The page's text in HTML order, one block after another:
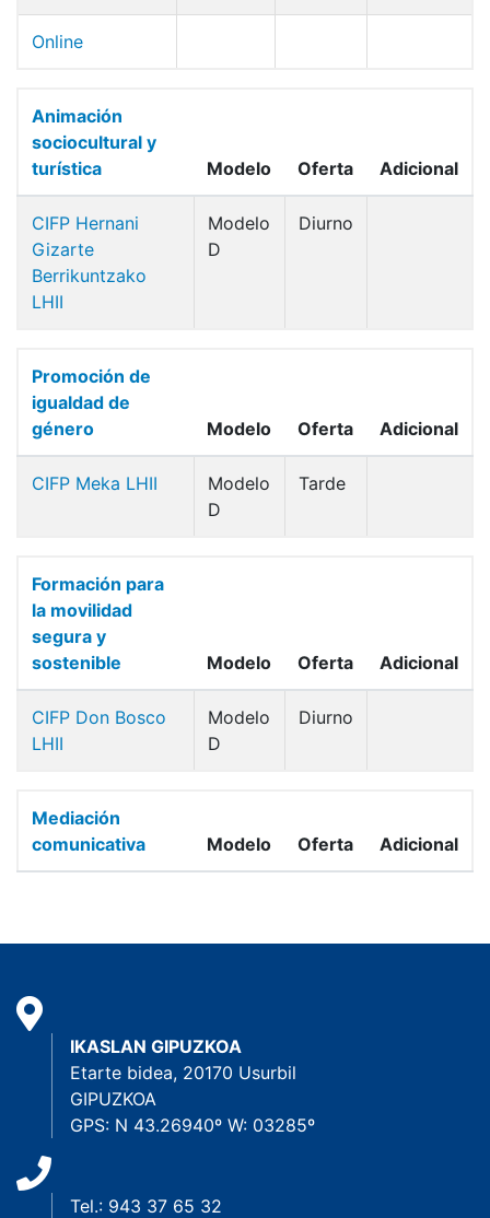
Online
Animación
sociocultural y
turística
Modelo Oferta Adicional
CIFP Hernani
Gizarte
Berrikuntzako
LHII
Modelo
D
Diurno
Promoción de
igualdad de
género
Modelo Oferta Adicional
CIFP Meka LHII
Modelo
D
Tarde
Formación para
la movilidad
segura y
sostenible
Modelo Oferta Adicional
CIFP Don Bosco
LHII
Modelo
D
Diurno
Mediación
comunicativa
Modelo Oferta Adicional
IKASLAN GIPUZKOA
Etarte bidea, 20170 Usurbil
GIPUZKOA
GPS: N 43.26940º W: 03285º
Tel.: 943 37 65 32